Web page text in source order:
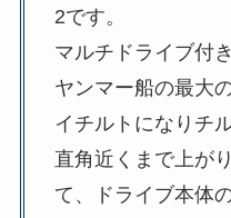
2です。
マルチドライブ付
ヤンマー船の最大
イチルトになりチ
直角近くまで上が
て、ドライブ本体